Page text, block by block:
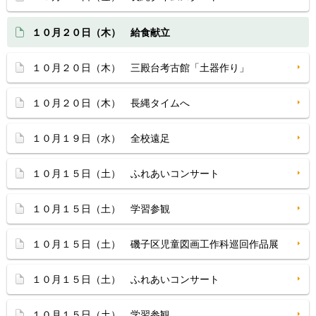
１０月２０日（木） 給食献立
１０月２０日（木） 三殿台考古館「土器作り」
１０月２０日（木） 長縄タイムへ
１０月１９日（水） 全校遠足
１０月１５日（土） ふれあいコンサート
１０月１５日（土） 学習参観
１０月１５日（土） 磯子区児童図画工作科巡回作品展
１０月１５日（土） ふれあいコンサート